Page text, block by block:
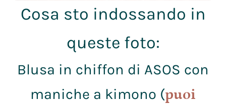
Cosa sto indossando in
queste foto:
Blusa in chiffon di ASOS con
maniche a kimono (puoi